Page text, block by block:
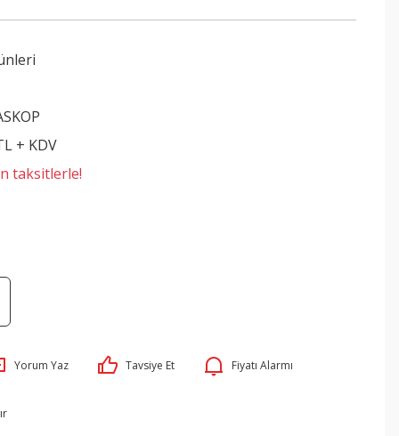
+ KDV
taksitlerle!
Yorum Yaz Tavsiye Et Fiyatı Alarmı